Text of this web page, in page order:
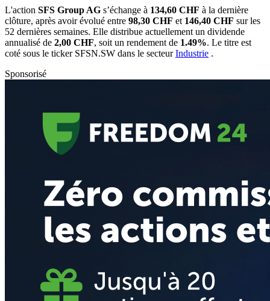
L'action SFS Group AG s’échange à 134,60 CHF à la dernière
clôture, après avoir évolué entre 98,30 CHF et 146,40 CHF sur les
52 dernières semaines. Elle distribue actuellement un dividende
annualisé de 2,00 CHF, soit un rendement de 1.49%. Le titre est
coté sous le ticker SFSN.SW dans le secteurIndustrie .
Sponsorisé